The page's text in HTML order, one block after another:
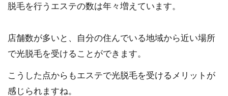
脱毛を行うエステの数は年々増えています。
店舗数が多いと、自分の住んでいる地域から近い場所
で光脱毛を受けることができます。
こうした点からもエステで光脱毛を受けるメリットが
感じられますね。